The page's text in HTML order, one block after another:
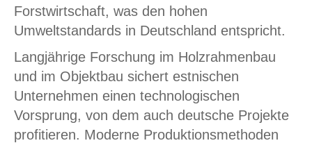
Forstwirtschaft, was den hohen
Umweltstandards in Deutschland entspricht.
Langjährige Forschung im Holzrahmenbau
und im Objektbau sichert estnischen
Unternehmen einen technologischen
Vorsprung, von dem auch deutsche Projekte
profitieren. Moderne Produktionsmethoden